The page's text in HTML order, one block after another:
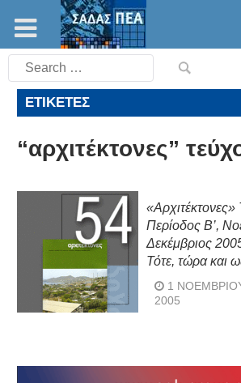
Search
for:
ΕΤΙΚΈΤΕΣ
“αρχιτέκτονες”
Περίοδος Β’,
Δεκέμβριος
Τότε, τώρα και
1
2005